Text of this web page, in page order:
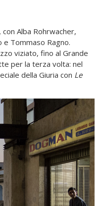
Alba Rohrwacher,
e Tommaso Ragno.
viziato, fino al Grande
per la terza volta: nel
della Giuria con Le